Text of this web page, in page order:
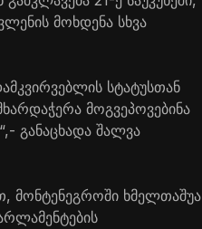
მოხდენა სხვა
სტატუსთან
მოგვეპოვებინა
განაცხადა შალვა
მონტენეგროში ხმელთაშუა